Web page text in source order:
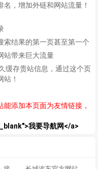
，增加外链和网站流量！
索结果的第一页甚至第一个
站带来巨大流量
缓存贵站信息，通过这个页
！
添加本页面为友情链接，
我要导航网</a>